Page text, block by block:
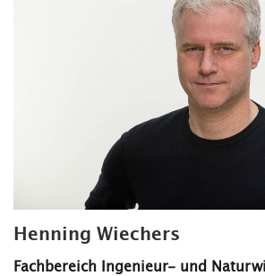
Henning Wiechers
Fachbereich Ingenieur- und